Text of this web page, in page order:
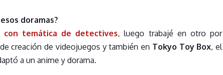
doramas?
con temática de detectives, luego trabajé en otro por
creación de videojuegos y también en Tokyo Toy Box, el
a un anime y dorama.